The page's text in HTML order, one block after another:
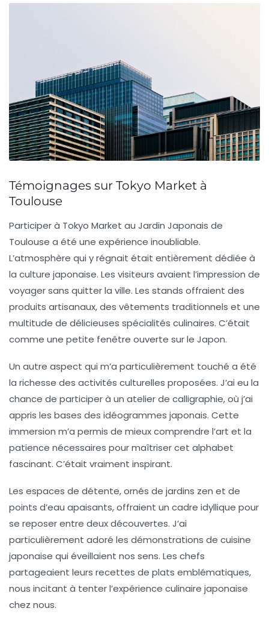
Témoignages sur Tokyo Market à
Toulouse
Participer à Tokyo Market au Jardin Japonais de
Toulouse a été une expérience inoubliable.
L’atmosphère qui y régnait était entièrement dédiée à
la culture japonaise. Les visiteurs avaient l’impression de
voyager sans quitter la ville. Les stands offraient des
produits artisanaux, des vêtements traditionnels et une
multitude de délicieuses spécialités culinaires. C’était
comme une petite fenêtre ouverte sur le Japon.
Un autre aspect qui m’a particulièrement touché a été
la richesse des activités culturelles proposées. J’ai eu la
chance de participer à un atelier de calligraphie, où j’ai
appris les bases des idéogrammes japonais. Cette
immersion m’a permis de mieux comprendre l’art et la
patience nécessaires pour maîtriser cet alphabet
fascinant. C’était vraiment inspirant.
Les espaces de détente, ornés de jardins zen et de
points d’eau apaisants, offraient un cadre idyllique pour
se reposer entre deux découvertes. J’ai
particulièrement adoré les démonstrations de cuisine
japonaise qui éveillaient nos sens. Les chefs
partageaient leurs recettes de plats emblématiques,
nous incitant à tenter l’expérience culinaire japonaise
chez nous.